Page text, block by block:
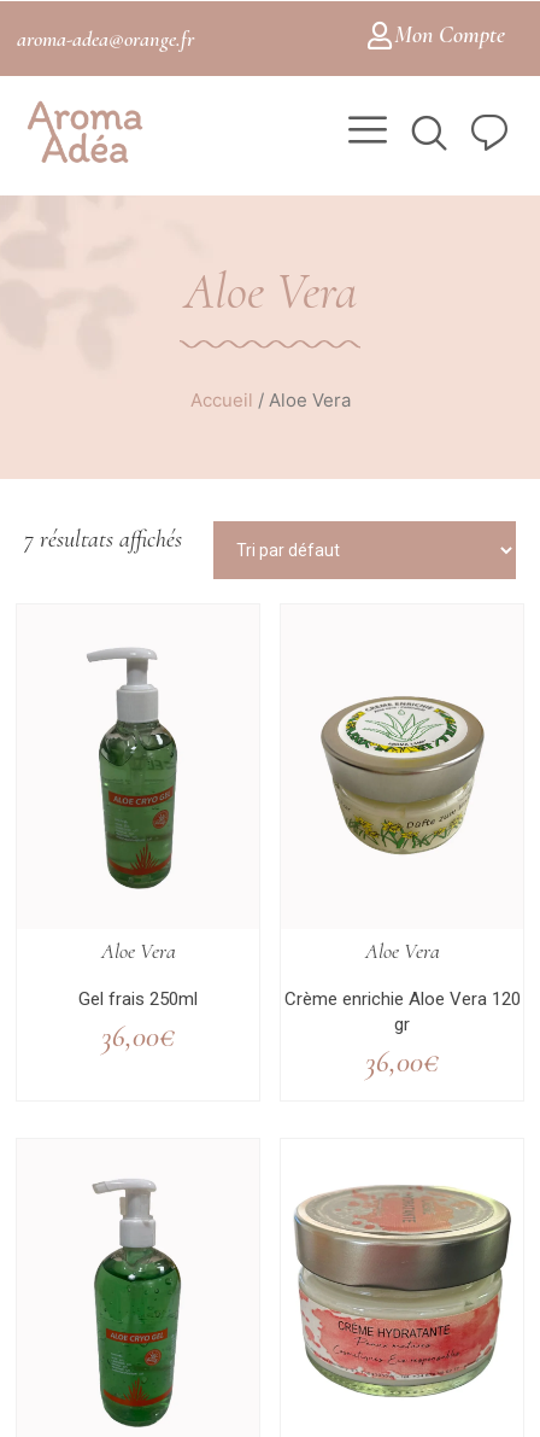
aroma-adea@orange.fr Mon Compte
Aloe Vera
Accueil / Aloe Vera
7 résultats affichés
Aloe Vera
Gel frais 250ml
36,00€
Aloe Vera
Crème enrichie Aloe Vera 120
gr
36,00€